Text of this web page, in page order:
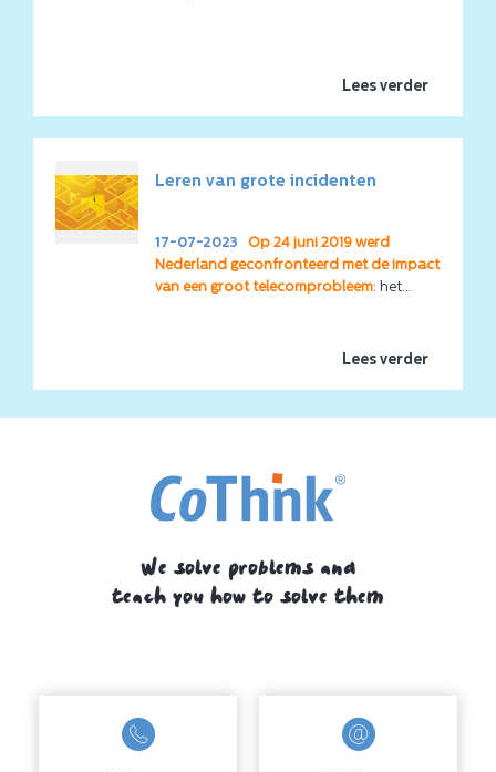
Lees verder
Leren van grote incidenten
17-07-2023
Op 24 juni 2019 werd
Nederland geconfronteerd met de impact
van een groot telecomprobleem: het
bereikbaar! Niet verwonderlijk dat de
antwoord wilden hebben op vragen als
voorkomen?
Lees verder
We solve problems and
teach you how to solve them